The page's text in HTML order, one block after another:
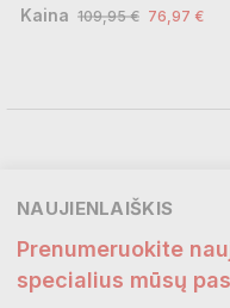
Kaina 109,95 € 76,97 €
NAUJIENLAIŠKIS
Prenumeruokite
specialius mūsų